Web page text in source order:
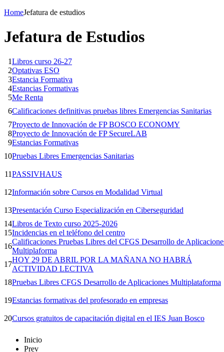
HomeJefatura de estudios
Jefatura de Estudios
1Libros curso 26-27
2Optativas ESO
3Estancia Formativa
4Estancias Formativas
5Me Renta
6Calificaciones definitivas pruebas libres Emergencias Sanitarias
7Proyecto de Innovación de FP BOSCO ECONOMY
8Proyecto de Innovación de FP SecureLAB
9Estancias Formativas
10Pruebas Libres Emergencias Sanitarias
11PASSIVHAUS
12Información sobre Cursos en Modalidad Virtual
13Presentación Curso Especialización en Ciberseguridad
14Libros de Texto curso 2025-2026
15Incidencias en el teléfono del centro
16
Calificaciones Pruebas Libres del CFGS Desarrollo de
Multiplaforma
17
HOY 29 DE ABRIL POR LA MAÑANA NO HABRÁ
ACTIVIDAD LECTIVA
18Pruebas Libres CFGS Desarrollo de Aplicaciones Multiplataforma
19Estancias formativas del profesorado en empresas
20Cursos gratuitos de capacitación digital en el IES Juan Bosco
Inicio
Prev